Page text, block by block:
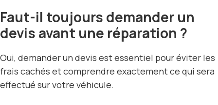
Faut-il toujours demander un
devis avant une réparation ?
Oui, demander un devis est essentiel pour éviter les
frais cachés et comprendre exactement ce qui sera
effectué sur votre véhicule.